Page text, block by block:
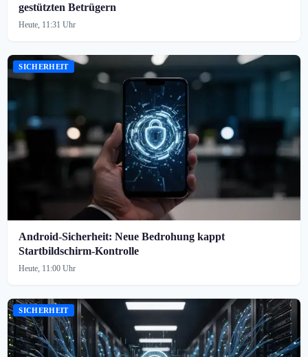
gestützten Betrügern
Heute, 11:31 Uhr
SICHERHEIT
Android-Sicherheit: Neue Bedrohung kappt
Startbildschirm-Kontrolle
Heute, 11:00 Uhr
SICHERHEIT